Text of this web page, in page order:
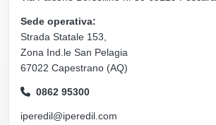
Sede operativa:
Strada Statale 153,
Zona Ind.le San Pelagia
67022 Capestrano (AQ)
0862 95300
iperedil@iperedil.com